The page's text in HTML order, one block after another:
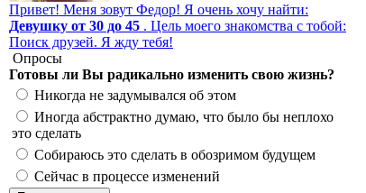
Привет! Меня зовут Федор! Я очень хочу найти:
Девушку от 30 до 45 . Цель моего знакомства с тобой:
Поиск друзей. Я жду тебя!
Опросы
Готовы ли Вы радикально изменить свою жизнь?
Никогда не задумывался об этом
Иногда абстрактно думаю, что было бы неплохо
это сделать
Собираюсь это сделать в обозримом будущем
Сейчас в процессе изменений